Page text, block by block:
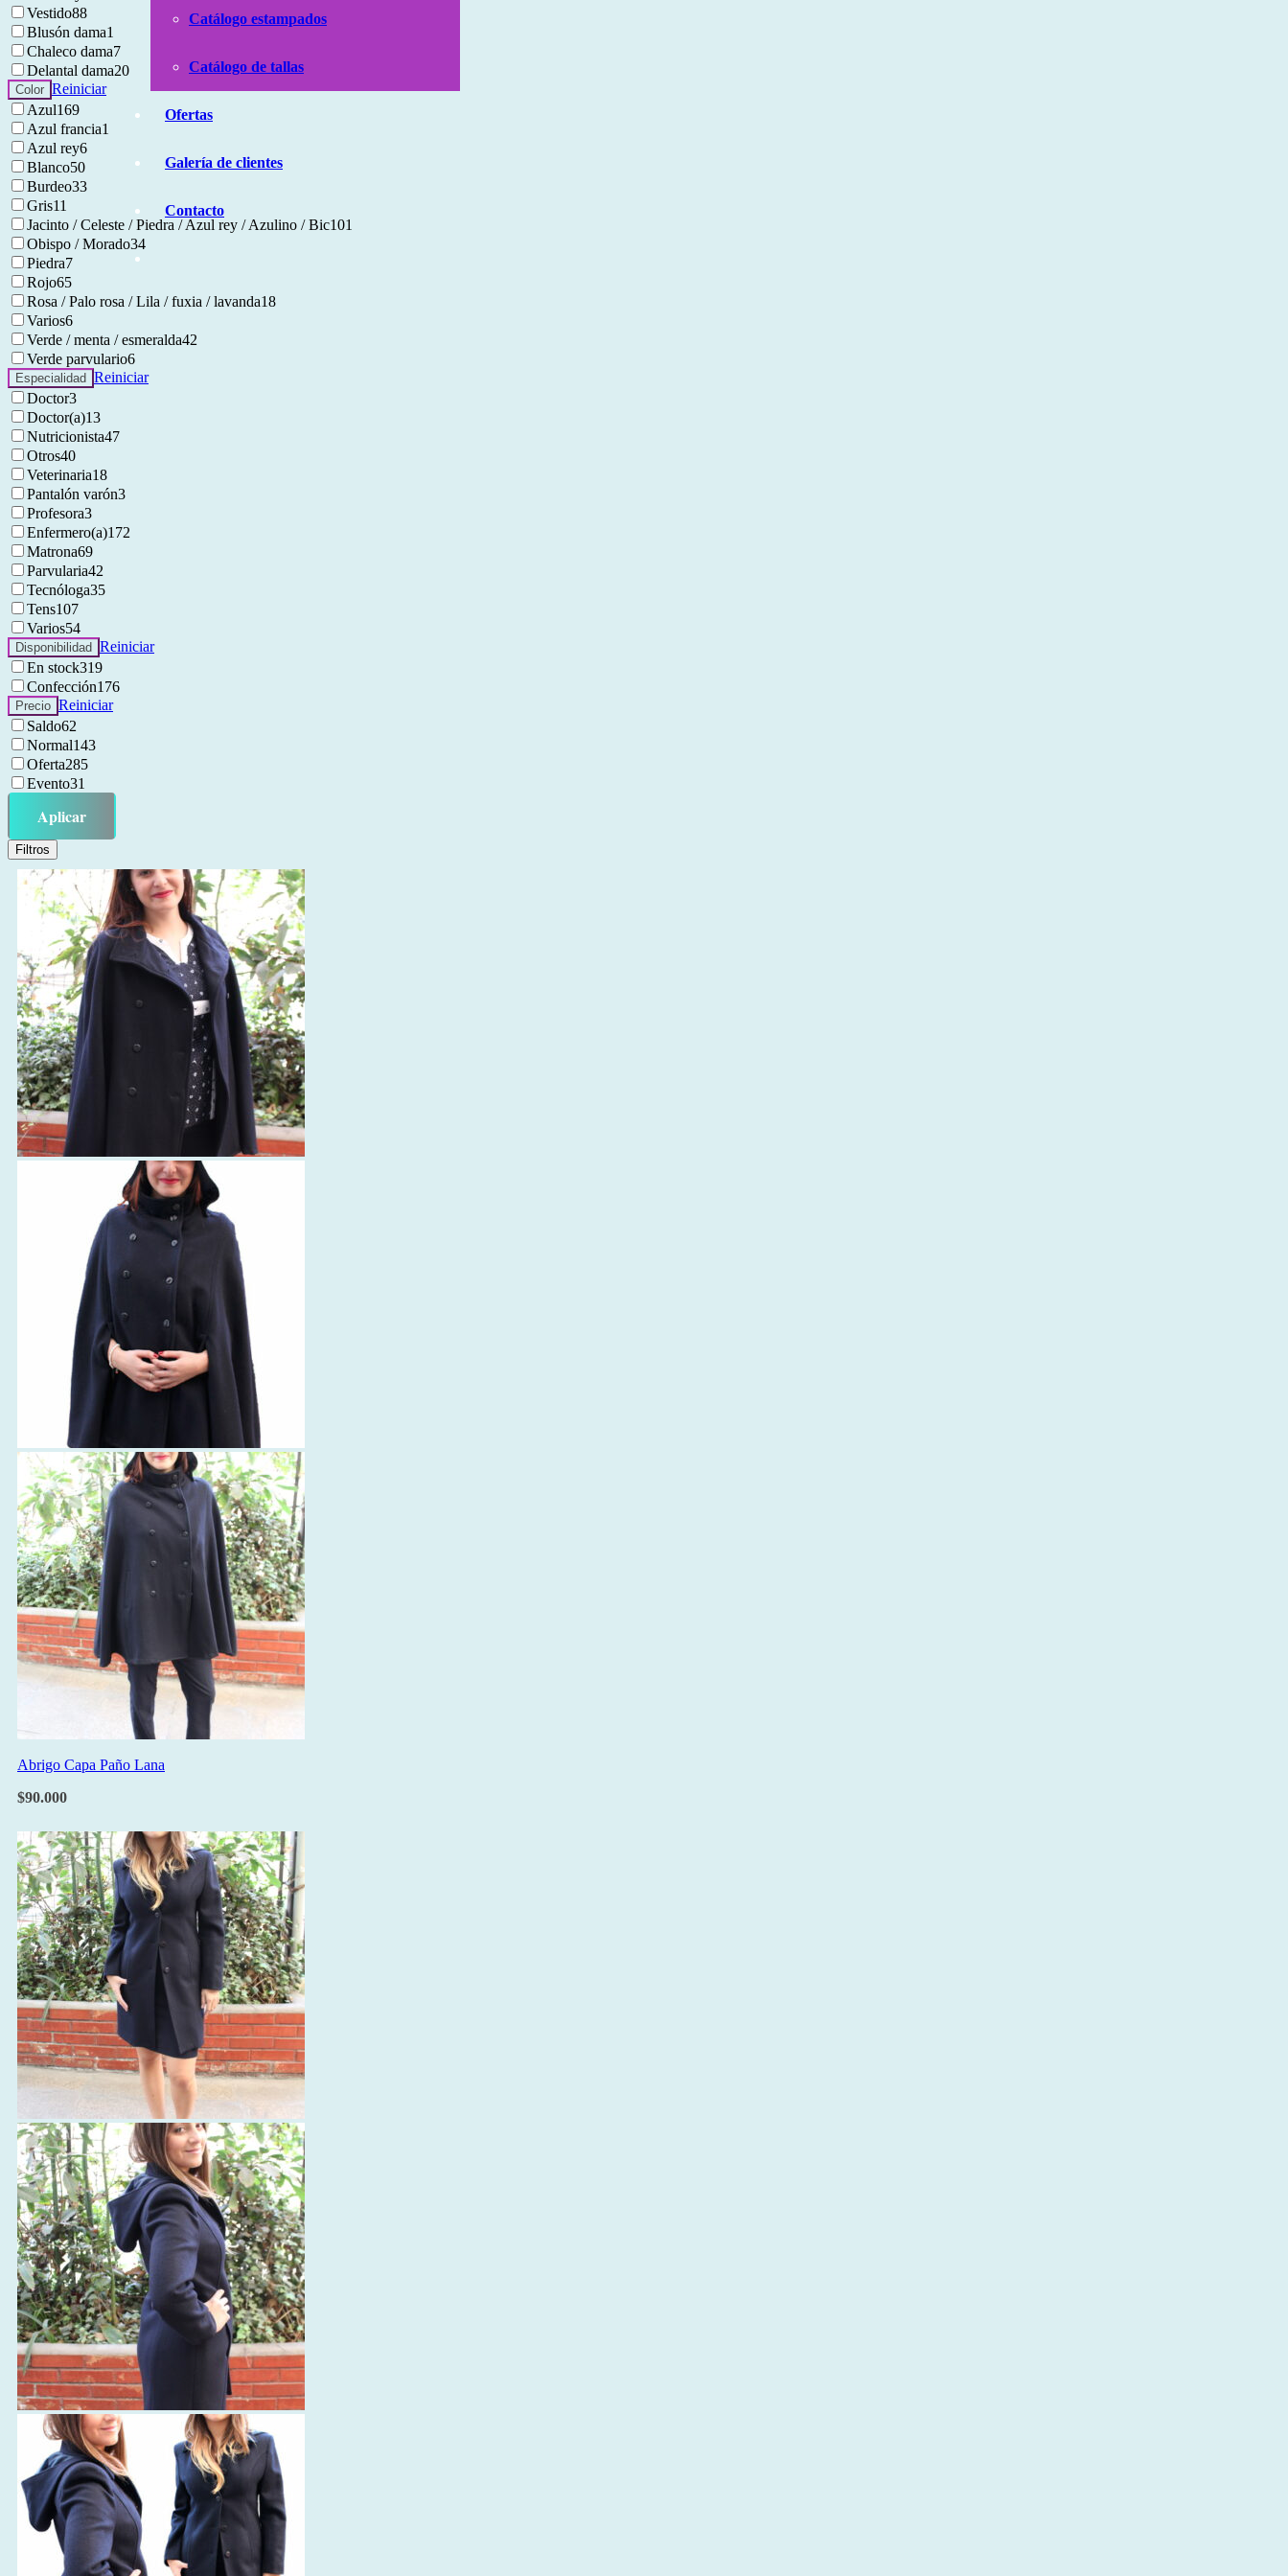
Catálogo estampados
Catálogo de tallas
Ofertas
Galería de clientes
Contacto
Vestido88
Blusón dama1
Chaleco dama7
Delantal dama20
Color Reiniciar
Azul169
Azul francia1
Azul rey6
Blanco50
Burdeo33
Gris11
Jacinto / Celeste / Piedra / Azul rey / Azulino / Bic101
Obispo / Morado34
Piedra7
Rojo65
Rosa / Palo rosa / Lila / fuxia / lavanda18
Varios6
Verde / menta / esmeralda42
Verde parvulario6
Especialidad Reiniciar
Doctor3
Doctor(a)13
Nutricionista47
Otros40
Veterinaria18
Pantalón varón3
Profesora3
Enfermero(a)172
Matrona69
Parvularia42
Tecnóloga35
Tens107
Varios54
Disponibilidad Reiniciar
En stock319
Confección176
Precio Reiniciar
Saldo62
Normal143
Oferta285
Evento31
Aplicar
Filtros
Abrigo Capa Paño Lana
$90.000